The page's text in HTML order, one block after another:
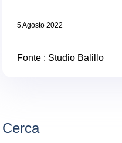
5 Agosto 2022
Fonte : Studio Balillo
Cerca